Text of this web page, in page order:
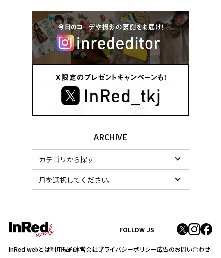
ARCHIVE
FOLLOW US
InRed webとは利用規約運営会社プライバシーポリシー広告のお問い合わせ